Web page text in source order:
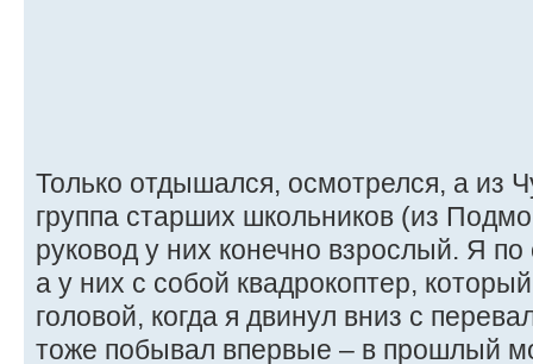
Только отдышался, осмотрелся, а из
группа старших школьников (из
руковод у них конечно взрослый. Я
а у них с собой квадрокоптер,
головой, когда я двинул вниз с
тоже побывал впервые – в прошлый